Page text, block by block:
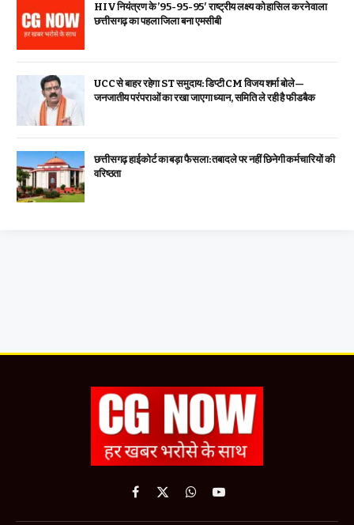
HIV नियंत्रण के ’95-95-95′ राष्ट्रीय लक्ष्य को हासिल करने वाला
छत्तीसगढ़ का पहला जिला बना एमसीबी
UCC से बाहर रहेगा ST समुदाय: डिप्टी CM विजय शर्मा बोले—
जनजातीय परंपराओं का रखा जाएगा ध्यान, समिति ले रही है फीडबैक
छत्तीसगढ़ हाईकोर्ट का बड़ा फैसला: तबादले पर नहीं छिनेगी कर्मचारियों की
वरिष्ठता
Facebook
X
WhatsApp
YouTube